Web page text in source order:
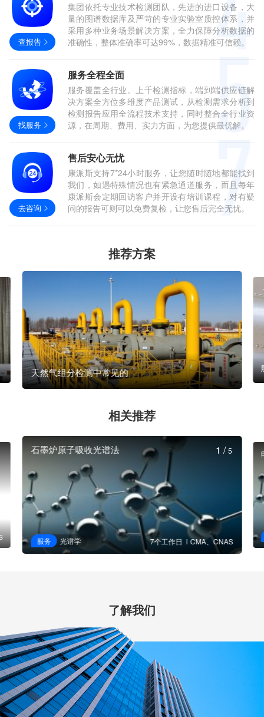
查报告
集团依托专业技术检测团队，先进的进口设备，大
量的图谱数据库及严苛的专业实验室质控体系，并
采用多种业务场景解决方案，全力保障分析数据的
准确性，整体准确率可达99%，数据精准可信赖。
找服务
服务全程全面
服务覆盖全行业。上千检测指标，端到端供应链解
决方案全方位多维度产品测试，从检测需求分析到
检测报告应用全流程技术支持，同时整合全行业资
源，在周期、费用、实力方面，为您提供最优解。
去咨询
售后安心无忧
康派斯支持7*24小时服务，让您随时随地都能找到
我们，如遇特殊情况也有紧急通道服务，而且每年
康派斯会定期回访客户并开设有培训课程，对有疑
问的报告可则可以免费复检，让您售后完全无忧。
推荐方案
天然气组分检测中常见的
相关推荐
石墨炉原子吸收光谱法
服务 光谱学 7个工作日 CMA、CNAS
1 /5
了解我们